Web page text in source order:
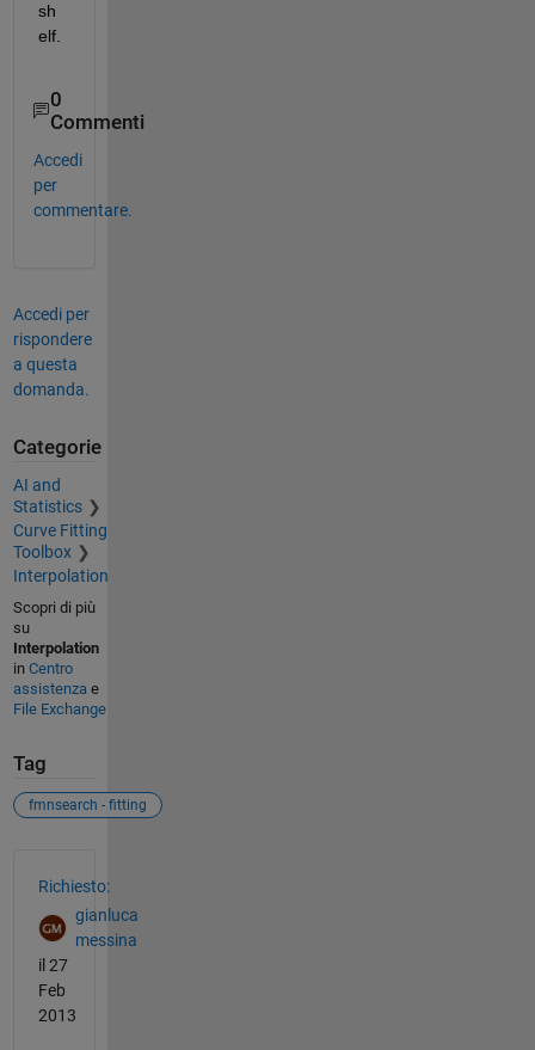
sh
elf.
0
Commenti
Accedi
per
commentare.
Accedi per
rispondere
a questa
domanda.
Categorie
AI and
Statistics
Curve Fitting
Toolbox
Interpolation
Scopri di più
su
Interpolation
in Centro
assistenzae
File Exchange
Tag
fmnsearch - fitting
Richiesto:
gianluca
messina
il 27
Feb
2013